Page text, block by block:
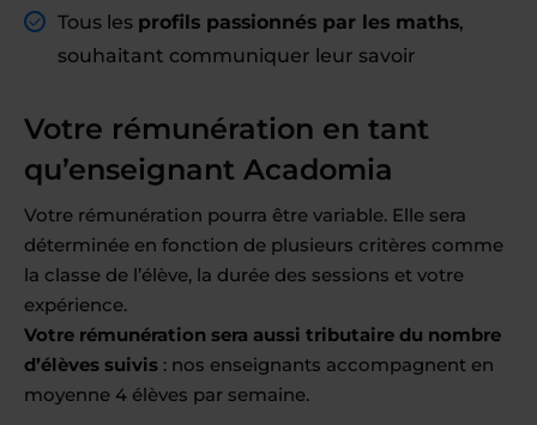
Tous les profils passionnés par les maths,
souhaitant communiquer leur savoir
Votre rémunération en tant
qu’enseignant Acadomia
Votre rémunération pourra être variable. Elle sera
déterminée en fonction de plusieurs critères comme
la classe de l’élève, la durée des sessions et votre
expérience.
Votre rémunération sera aussi tributaire du nombre
d’élèves suivis : nos enseignants accompagnent en
moyenne 4 élèves par semaine.